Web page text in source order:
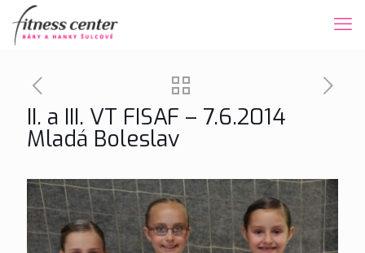
II. a III. VT FISAF – 7.6.2014
Mladá Boleslav